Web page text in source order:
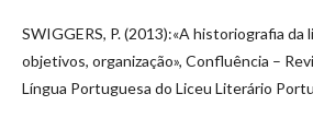
SWIGGERS, P. (2013):«A historiografia
objetivos, organização», Confluência –
Língua Portuguesa do Liceu Literário